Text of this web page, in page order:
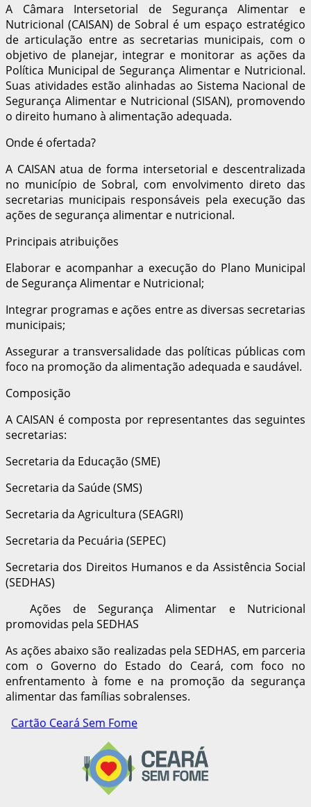
A Câmara Intersetorial de Segurança Alimentar e
Nutricional (CAISAN) de Sobral é um espaço estratégico
de articulação entre as secretarias municipais, com o
objetivo de planejar, integrar e monitorar as ações da
Política Municipal de Segurança Alimentar e Nutricional.
Suas atividades estão alinhadas ao Sistema Nacional de
Segurança Alimentar e Nutricional (SISAN), promovendo
o direito humano à alimentação adequada.
Onde é ofertada?
A CAISAN atua de forma intersetorial e descentralizada
no município de Sobral, com envolvimento direto das
secretarias municipais responsáveis pela execução das
ações de segurança alimentar e nutricional.
Principais atribuições
Elaborar e acompanhar a execução do Plano Municipal
de Segurança Alimentar e Nutricional;
Integrar programas e ações entre as diversas secretarias
municipais;
Assegurar a transversalidade das políticas públicas com
foco na promoção da alimentação adequada e saudável.
Composição
A CAISAN é composta por representantes das seguintes
secretarias:
Secretaria da Educação (SME)
Secretaria da Saúde (SMS)
Secretaria da Agricultura (SEAGRI)
Secretaria da Pecuária (SEPEC)
Secretaria dos Direitos Humanos e da Assistência Social
(SEDHAS)
Ações de Segurança Alimentar e Nutricional
promovidas pela SEDHAS
As ações abaixo são realizadas pela SEDHAS, em parceria
com o Governo do Estado do Ceará, com foco no
enfrentamento à fome e na promoção da segurança
alimentar das famílias sobralenses.
Cartão Ceará Sem Fome